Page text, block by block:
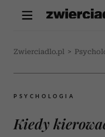
Zwierciadlo.pl >
PSYCHOLOGIA
Kiedy